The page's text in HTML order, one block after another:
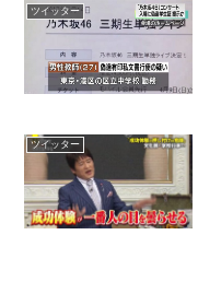
ツイッター
ツイッター